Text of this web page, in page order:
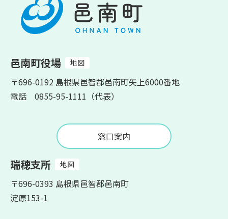
邑南町役場 地図
〒696-0192 島根県邑智郡邑南町矢上6000番地
電話 0855-95-1111（代表）
窓口案内
瑞穂支所 地図
〒696-0393 島根県邑智郡邑南町
淀原153-1